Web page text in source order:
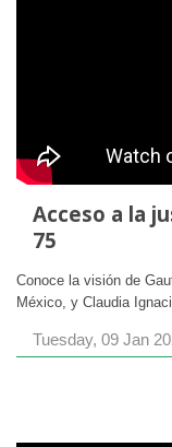
Acceso a la
75
Conoce la visión de
México, y Claudia
Tuesday, 09 Jan